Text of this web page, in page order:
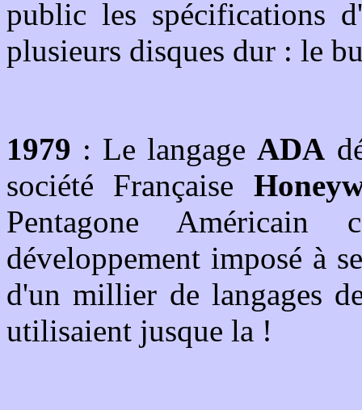
public les spécifications
plusieurs disques dur : le
1979 : Le langage ADA
société Française
Pentagone Américain
développement imposé à
d'un millier de langages
utilisaient jusque la !